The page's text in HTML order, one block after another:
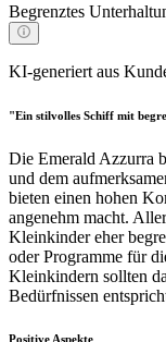
Begrenztes
KI-generiert aus
"Ein stilvolles Schiff mit
Die Emerald Azzurra
und dem
bieten einen hohen
angenehm macht.
Kleinkinder eher
oder Programme für
Kleinkindern sollten
Bedürfnissen
Positive Aspekte